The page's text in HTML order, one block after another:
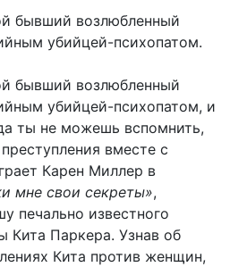
бывший возлюбленный
убийцей-психопатом.
бывший возлюбленный
убийцей-психопатом, и
ты не можешь вспомнить,
вместе с
Карен Миллер в
мне свои секреты»,
печально известного
Кита Паркера. Узнав об
Кита против женщин,